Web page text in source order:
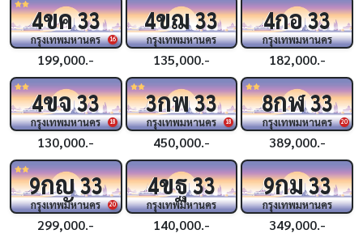
16
4ขค33
กรุงเทพมหานคร
199,000.-
4ขฌ33
กรุงเทพมหานคร
135,000.-
4กอ33
กรุงเทพมหานคร
182,000.-
18
4ขจ33
กรุงเทพมหานคร
130,000.-
18
3กพ33
กรุงเทพมหานคร
450,000.-
20
8กฬ33
กรุงเทพมหานคร
389,000.-
20
9กญ33
กรุงเทพมหานคร
299,000.-
4ขฐ33
กรุงเทพมหานคร
140,000.-
9กม33
กรุงเทพมหานคร
349,000.-